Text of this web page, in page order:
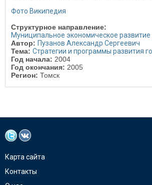
Фото Википедия
Структурное направление:
Муниципальное экономическое развитие
Автор: Пузанов Александр Сергеевич
Тема: Стратегии и программы развития
Год начала: 2004
Год окончания: 2005
Регион: Томск
Карта сайта
Контакты